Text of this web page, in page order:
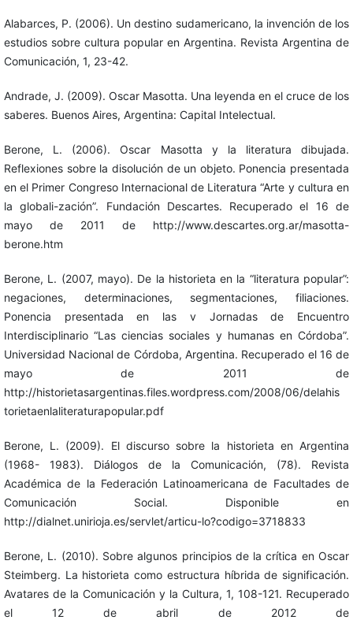
Alabarces, P. (2006). Un destino sudamericano, la invención de los
estudios sobre cultura popular en Argentina. Revista Argentina de
Comunicación, 1, 23-42.
Andrade, J. (2009). Oscar Masotta. Una leyenda en el cruce de los
saberes. Buenos Aires, Argentina: Capital Intelectual.
Berone, L. (2006). Oscar Masotta y la literatura dibujada.
Reflexiones sobre la disolución de un objeto. Ponencia presentada
en el Primer Congreso Internacional de Literatura “Arte y cultura en
la globali-zación”. Fundación Descartes. Recuperado el 16 de
mayo de 2011 de http://www.descartes.org.ar/masotta-
berone.htm
Berone, L. (2007, mayo). De la historieta en la “literatura popular”:
negaciones, determinaciones, segmentaciones, filiaciones.
Ponencia presentada en las v Jornadas de Encuentro
Interdisciplinario “Las ciencias sociales y humanas en Córdoba”.
Universidad Nacional de Córdoba, Argentina. Recuperado el 16 de
mayo de 2011 de
http://historietasargentinas.files.wordpress.com/2008/06/delahis
torietaenlaliteraturapopular.pdf
Berone, L. (2009). El discurso sobre la historieta en Argentina
(1968- 1983). Diálogos de la Comunicación, (78). Revista
Académica de la Federación Latinoamericana de Facultades de
Comunicación Social. Disponible en
http://dialnet.unirioja.es/servlet/articu-lo?codigo=3718833
Berone, L. (2010). Sobre algunos principios de la crítica en Oscar
Steimberg. La historieta como estructura híbrida de significación.
Avatares de la Comunicación y la Cultura, 1, 108-121. Recuperado
el 12 de abril de 2012 de